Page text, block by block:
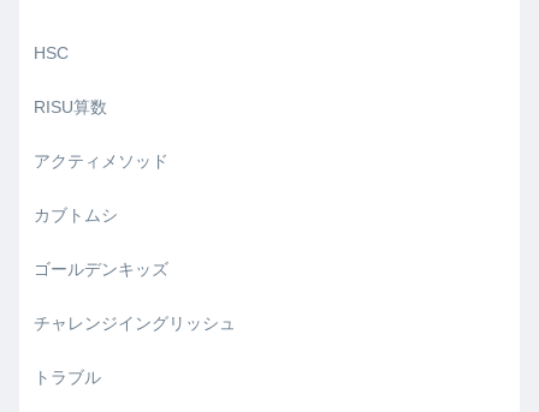
HSC
RISU算数
アクティメソッド
カブトムシ
ゴールデンキッズ
チャレンジイングリッシュ
トラブル